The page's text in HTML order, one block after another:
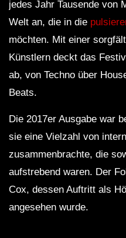
jedes Jahr Tausende von
Welt an, die in die
möchten. Mit einer
Künstlern deckt das
ab, von Techno über
Beats.
Die 2017er Ausgabe war
sie eine Vielzahl von
zusammenbrachte, die
aufstrebend waren. Der
Cox, dessen Auftritt als
angesehen wurde.